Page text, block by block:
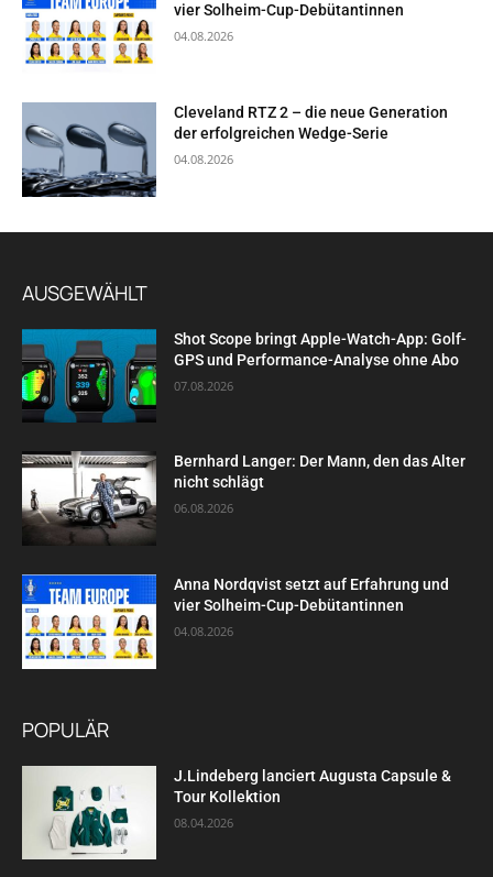
vier Solheim-Cup-Debütantinnen
04.08.2026
Cleveland RTZ 2 – die neue Generation
der erfolgreichen Wedge-Serie
04.08.2026
AUSGEWÄHLT
Shot Scope bringt Apple-Watch-App: Golf-
GPS und Performance-Analyse ohne Abo
07.08.2026
Bernhard Langer: Der Mann, den das Alter
nicht schlägt
06.08.2026
Anna Nordqvist setzt auf Erfahrung und
vier Solheim-Cup-Debütantinnen
04.08.2026
POPULÄR
J.Lindeberg lanciert Augusta Capsule &
Tour Kollektion
08.04.2026